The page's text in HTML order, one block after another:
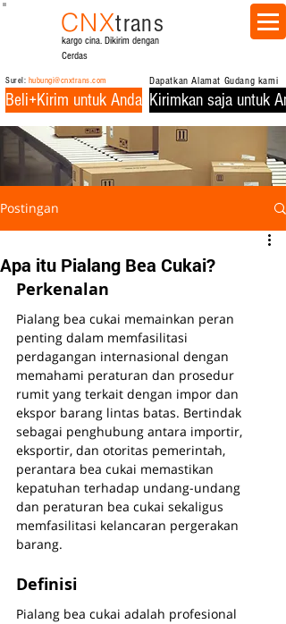
CNXtrans
kargo cina. Dikirim dengan
Cerdas
Surel: hubungi@cnxtrans.com
Beli+Kirim untuk Anda
Dapatkan Alamat Gudang kami
Kirimkan saja untuk
Postingan
Apa itu Pialang Bea Cukai?
Perkenalan
Pialang bea cukai memainkan peran
penting dalam memfasilitasi
perdagangan internasional dengan
memahami peraturan dan prosedur
rumit yang terkait dengan impor dan
ekspor barang lintas batas. Bertindak
sebagai penghubung antara importir,
eksportir, dan otoritas pemerintah,
perantara bea cukai memastikan
kepatuhan terhadap undang-undang
dan peraturan bea cukai sekaligus
memfasilitasi kelancaran pergerakan
barang.
Definisi
Pialang bea cukai adalah profesional